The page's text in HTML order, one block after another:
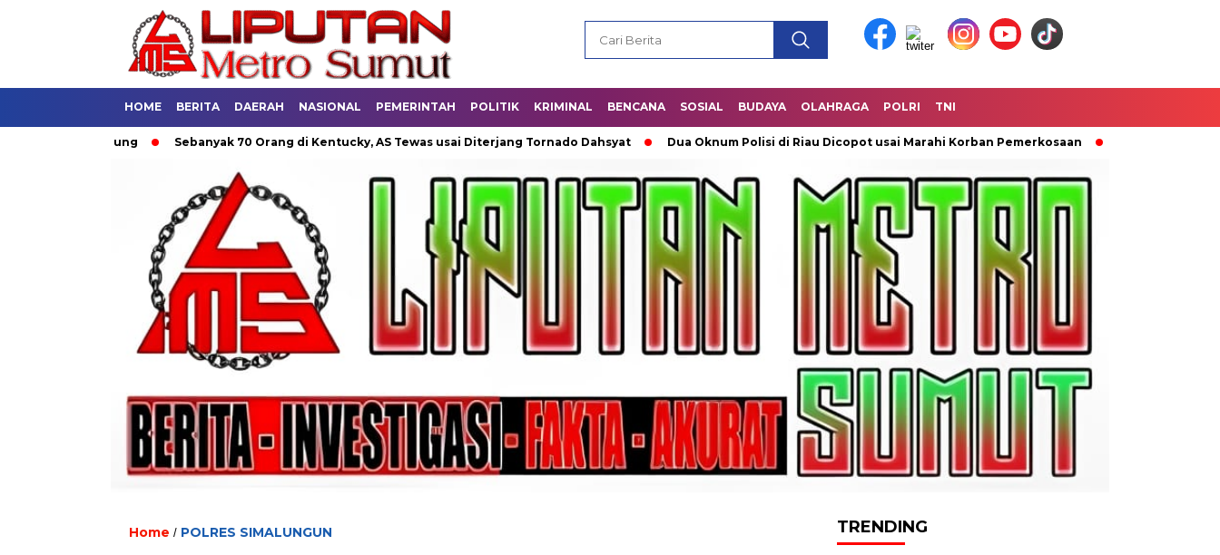
HOME BERITA DAERAH NASIONAL PEMERINTAH POLITIK KRIMINAL BENCANA SOSIAL BUDAYA OLAHRAGA POLRI TNI
Sebanyak 70 Orang di Kentucky, AS Tewas usai Diterjang Tornado Dahsyat Dua Oknum Polisi di Riau Dicopot usai Marahi Korban Pemerkosaan Kemendag Cabut
Home / POLRES SIMALUNGUN TRENDING